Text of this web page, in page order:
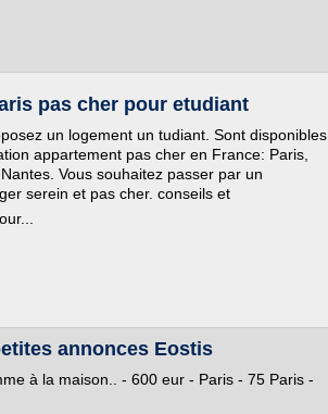
pas cher pour etudiant
un logement un tudiant. Sont disponibles
appartement pas cher en France: Paris,
Vous souhaitez passer par un
serein et pas cher. conseils et
annonces Eostis
à la maison.. - 600 eur - Paris - 75 Paris -